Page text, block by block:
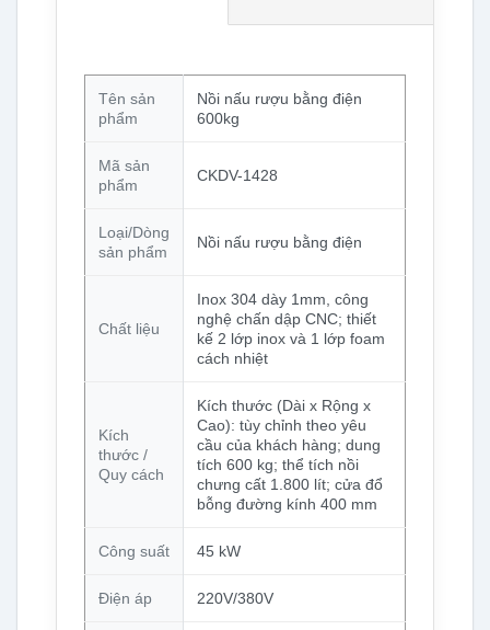
Tên sản
phẩm
Nồi nấu rượu bằng điện
600kg
Mã sản
phẩm
CKDV-1428
Loại/Dòng
sản phẩm
Nồi nấu rượu bằng điện
Chất liệu
Inox 304 dày 1mm, công
nghệ chấn dập CNC; thiết
kế 2 lớp inox và 1 lớp foam
cách nhiệt
Kích
thước /
Quy cách
Kích thước (Dài x Rộng x
Cao): tùy chỉnh theo yêu
cầu của khách hàng; dung
tích 600 kg; thể tích nồi
chưng cất 1.800 lít; cửa đổ
bỗng đường kính 400 mm
Công suất 45 kW
Điện áp 220V/380V